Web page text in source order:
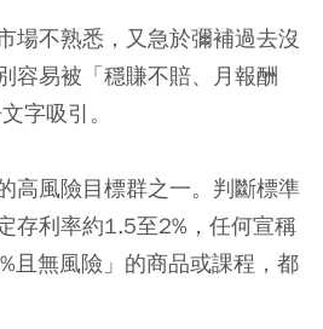
場不熟悉，又急於彌補過去沒
容易被「穩賺不賠、月報酬
字吸引。
高風險目標群之一。判斷標準
存利率約1.5至2%，任何宣稱
且無風險」的商品或課程，都